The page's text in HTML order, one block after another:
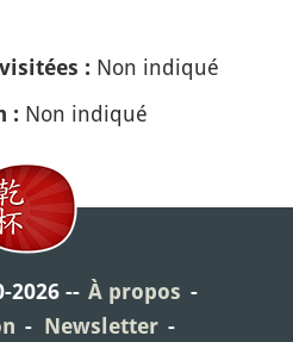
: Non indiqué
: Non indiqué
2026
À propos
Newsletter